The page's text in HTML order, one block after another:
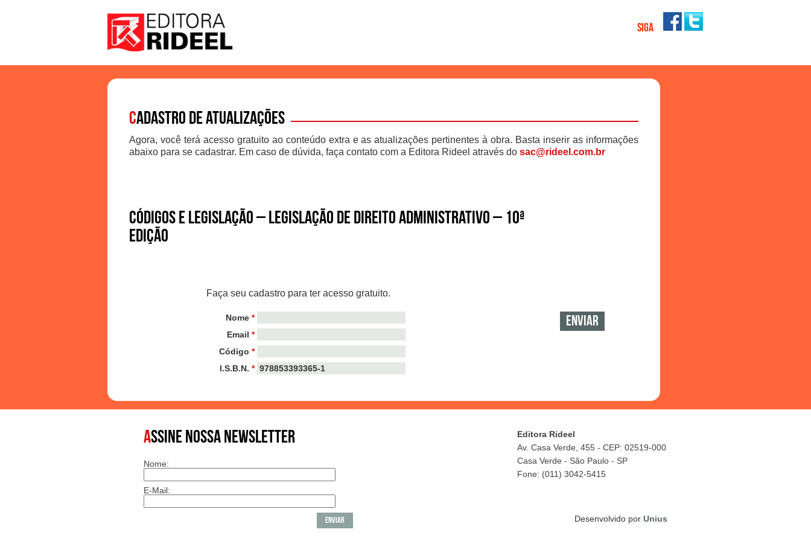
SIGA
Cadastro de atualizações
Agora, você terá acesso gratuito ao conteúdo extra e as atualizações pertinentes à obra. Basta inserir as informações
abaixo para se cadastrar. Em caso de dúvida, faça contato com a Editora Rideel através do sac@rideel.com.br
Códigos e Legislação – Legislação de Direito Administrativo – 10ª
Edição
Faça seu cadastro para ter acesso gratuito.
Nome *
Email *
Código *
I.S.B.N. *
ASSINE NOSSA NEWSLETTER
Nome:
E-Mail:
Editora Rideel
Av. Casa Verde, 455 - CEP: 02519-000
Casa Verde - São Paulo - SP
Fone: (011) 3042-5415
Desenvolvido por Unius